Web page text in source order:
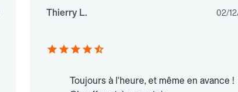
Thierry L. 02/
Toujours à l'heure, et même en avance !